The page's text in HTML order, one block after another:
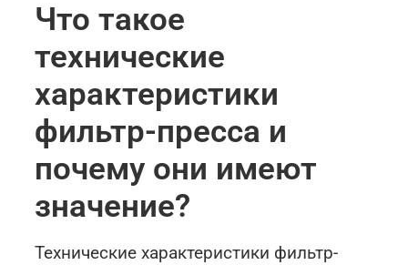
Что такое
технические
характеристики
фильтр-пресса и
почему они имеют
значение?
Технические характеристики фильтр-